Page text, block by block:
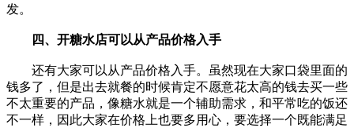
发。
四、开糖水店可以从产品价格入手
还有大家可以从产品价格入手。虽然现在大家口袋里面的
钱多了，但是出去就餐的时候肯定不愿意花太高的钱去买一些
不太重要的产品，像糖水就是一个辅助需求，和平常吃的饭还
不一样，因此大家在价格上也要多用心，要选择一个既能满足